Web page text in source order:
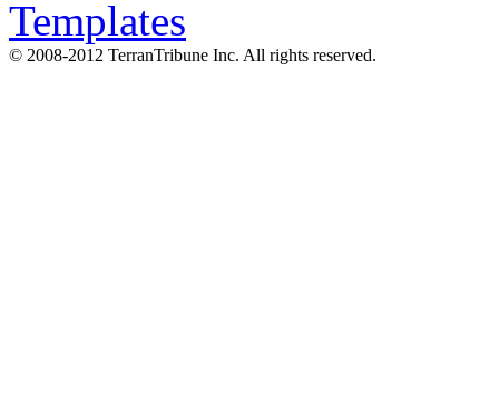
© 2008-2012 TerranTribune Inc. All rights reserved.